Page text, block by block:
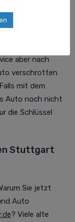
Sie Ihr
abgemeldet
aber nach
verschrotten
mit dem
Auto noch nicht
die Schlüssel
Stuttgart
Sie jetzt
Auto
? Viele alte